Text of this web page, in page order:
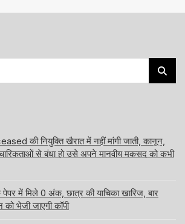
की नियुक्ति खैरात में नहीं मांगी जाती, कानून,
से बंधा हो उसे अपने मानवीय मकसद को कभी
में मिले 0 अंक, छात्र की याचिका खारिज, बार
भेजी जाएगी कॉपी